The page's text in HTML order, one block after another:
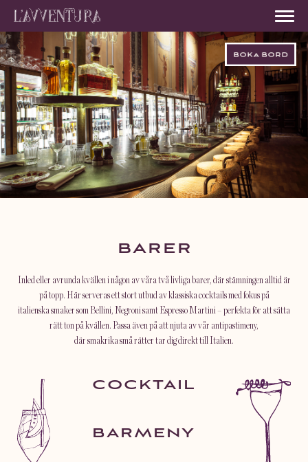
BOKA BORD
BARER
Inled eller avrunda kvällen i någon av våra två livliga barer, där stämningen alltid är
på topp. Här serveras ett stort utbud av klassiska cocktails med fokus på
italienska smaker som Bellini, Negroni samt Espresso Martini – perfekta för att sätta
rätt ton på kvällen. Passa även på att njuta av vår antipastimeny,
där smakrika små rätter tar dig direkt till Italien.
COCKTAIL
BARMENY